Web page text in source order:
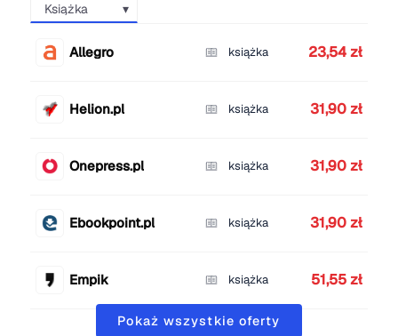
Książka
Allegro książka 23,54 zł
Helion.pl książka 31,90 zł
Onepress.pl książka 31,90 zł
Ebookpoint.pl książka 31,90 zł
Empik książka 51,55 zł
Pokaż wszystkie oferty